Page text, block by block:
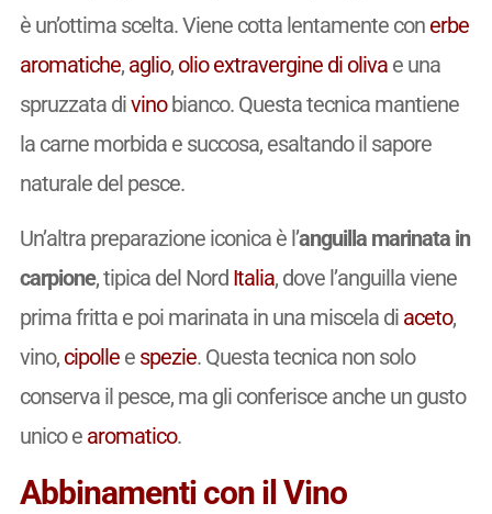
è un’ottima scelta. Viene cotta lentamente con erbe
aromatiche, aglio, olio extravergine di olivae una
spruzzata divinobianco. Questa tecnica mantiene
la carne morbida e succosa, esaltando il sapore
naturale del pesce.
Un’altra preparazione iconica è l’anguilla marinata in
carpione, tipica del Nord Italia, dove l’anguilla viene
prima fritta e poi marinata in una miscela di aceto,
vino, cipollee spezie. Questa tecnica non solo
conserva il pesce, ma gli conferisce anche un gusto
unico e aromatico.
Abbinamenti con il Vino